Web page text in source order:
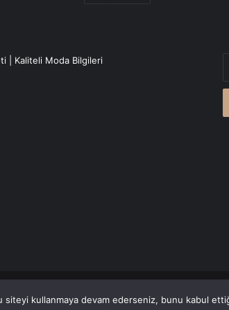
| Kaliteli Moda Bilgileri
kullanmaya devam ederseniz, bunu kabul